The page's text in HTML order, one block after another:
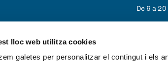
lloc web utilitza cookies
galetes per personalitzar el contingut i els
De 6 a 20
25 i 26